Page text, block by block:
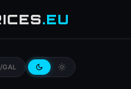
.EU
GAL dark_mode light_mode